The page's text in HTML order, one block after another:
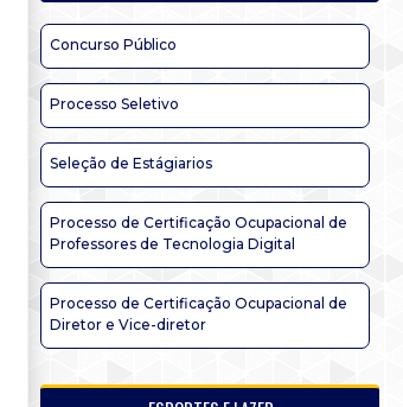
Concurso Público
Processo Seletivo
Seleção de Estágiarios
Processo de Certificação Ocupacional de
Professores de Tecnologia Digital
Processo de Certificação Ocupacional de
Diretor e Vice-diretor